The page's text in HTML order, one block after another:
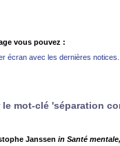
vous pouvez :
écran avec les dernières notices...
mot-clé 'séparation
Janssen in Santé